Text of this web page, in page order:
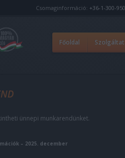
Csomaginformáció: +36-1-300-
Főoldal
ünnepi munkarendünket.
– 2025. december